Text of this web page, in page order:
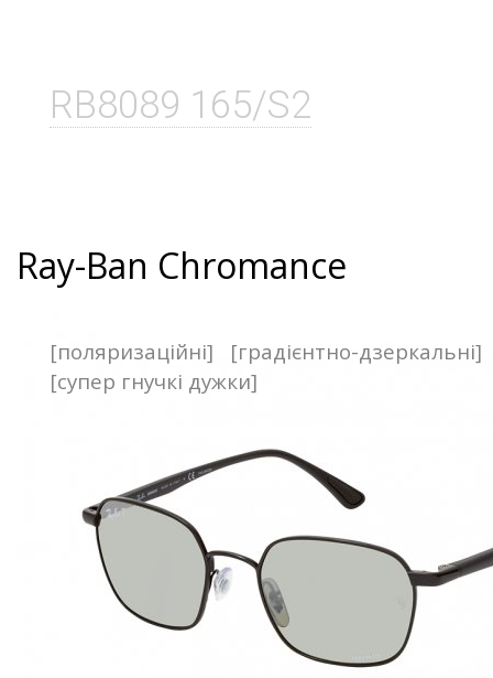
RB8089 165/S2
Ray-Ban Chromance
[поляризаційні]
[градієнтно-дзеркальні]
[супер гнучкі дужки]